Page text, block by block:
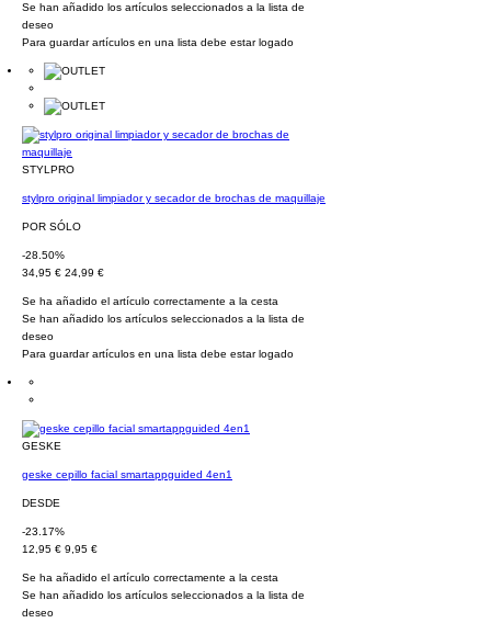
Se han añadido los artículos seleccionados a la lista de
deseo
Para guardar artículos en una lista debe estar logado
STYLPRO
stylpro original limpiador y secador de brochas de maquillaje
POR SÓLO
-28.50%
34,95 € 24,99 €
Se ha añadido el artículo correctamente a la cesta
Se han añadido los artículos seleccionados a la lista de
deseo
Para guardar artículos en una lista debe estar logado
GESKE
geske cepillo facial smartappguided 4en1
DESDE
-23.17%
12,95 € 9,95 €
Se ha añadido el artículo correctamente a la cesta
Se han añadido los artículos seleccionados a la lista de
deseo